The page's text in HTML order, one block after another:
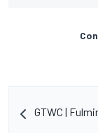
GTWC |